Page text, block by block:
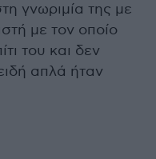
γνωριμία της με
με τον οποίο
του και δεν
απλά ήταν